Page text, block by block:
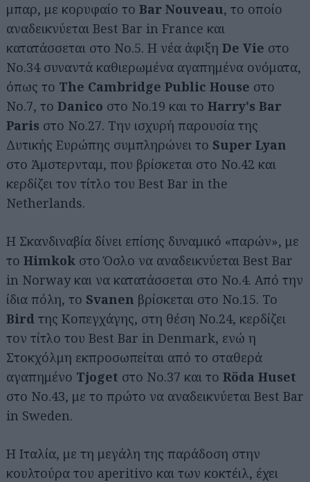
μπαρ, με κορυφαίο το Bar Nouveau, το οποίο
αναδεικνύεται Best Bar in France και
κατατάσσεται στο Νο.5. Η νέα άφιξη De Vie στο
Νο.34 συναντά καθιερωμένα αγαπημένα ονόματα,
όπως το The Cambridge Public House στο
Νο.7, το Danico στο Νο.19 και το Harry's Bar
Paris στο Νο.27. Την ισχυρή παρουσία της
Δυτικής Ευρώπης συμπληρώνει το Super Lyan
στο Άμστερνταμ, που βρίσκεται στο Νο.42 και
κερδίζει τον τίτλο του Best Bar in the
Netherlands.
Η Σκανδιναβία δίνει επίσης δυναμικό «παρών», με
το Himkok στο Όσλο να αναδεικνύεται Best Bar
in Norway και να κατατάσσεται στο Νο.4. Από την
ίδια πόλη, το Svanen βρίσκεται στο Νο.15. Το
Bird της Κοπεγχάγης, στη θέση Νο.24, κερδίζει
τον τίτλο του Best Bar in Denmark, ενώ η
Στοκχόλμη εκπροσωπείται από το σταθερά
αγαπημένο Tjoget στο Νο.37 και το Röda Huset
στο Νο.43, με το πρώτο να αναδεικνύεται Best Bar
in Sweden.
Η Ιταλία, με τη μεγάλη της παράδοση στην
κουλτούρα του aperitivo και των κοκτέιλ, έχει
για...